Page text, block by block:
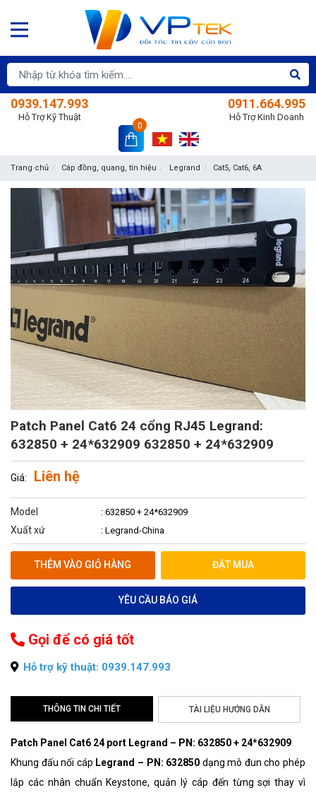
0939.147.993
Hỗ Trợ Kỹ Thuật
0911.664.995
Hỗ Trợ Kinh Doanh
0
Trang chủ Cáp đồng, quang, tín hiệu Legrand Cat5, Cat6, 6A
Patch Panel Cat6 24 cổng RJ45 Legrand:
632850 + 24*632909 632850 + 24*632909
Giá: Liên hệ
Model : 632850 + 24*632909
Xuất xứ : Legrand-China
THÊM VÀO GIỎ HÀNG ĐẶT MUA
YÊU CẦU BÁO GIÁ
Gọi để có giá tốt
Hỗ trợ kỹ thuật: 0939.147.993
THÔNG TIN CHI TIẾT TÀI LIỆU HƯỚNG DẪN
Patch Panel Cat6 24 port Legrand – PN: 632850 + 24*632909
Khung đấu nối cáp Legrand – PN: 632850 dạng mô đun cho phép
lắp các nhân chuẩn Keystone, quản lý cáp đến từng sợi thay vì